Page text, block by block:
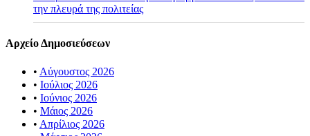
την πλευρά της πολιτείας
Αρχείο Δημοσιεύσεων
• Αύγουστος 2026
• Ιούλιος 2026
• Ιούνιος 2026
• Μάιος 2026
• Απρίλιος 2026